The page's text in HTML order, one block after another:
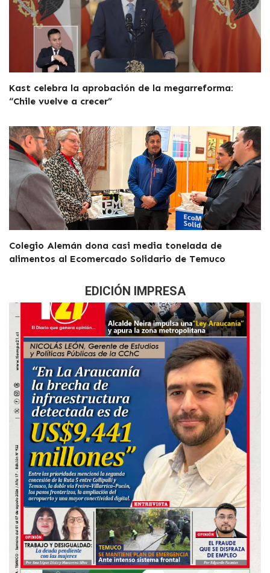
Kast celebra la aprobación de la megarreforma:
“Chile vuelve a crecer”
Colegio Alemán dona casi media tonelada de
alimentos al Ecomercado Solidario de Temuco
EDICIÓN IMPRESA